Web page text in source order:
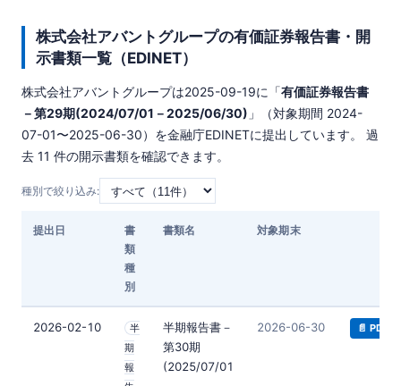
株式会社アバントグループの有価証券報告書・開
示書類一覧（EDINET）
株式会社アバントグループは2025-09-19に「有価証券報告書
－第29期(2024/07/01－2025/06/30) 」（対象期間 2024-
07-01〜2025-06-30）を金融庁EDINETに提出しています。 過
去 11 件の開示書類を確認できます。
種別で絞り込み:
提出日
書
類
種
別
書類名 対象期末
2026-02-10
半
期
報
半期報告書－
第30期
(2025/07/01
2026-06-30 📄 PDF